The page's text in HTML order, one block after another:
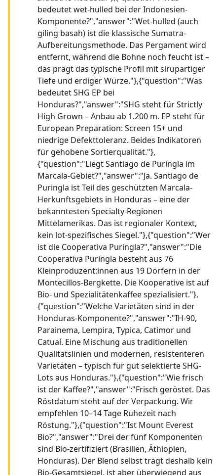
bedeutet wet-hulled bei der Indonesien-
Komponente?","answer":"Wet-hulled (auch
giling basah) ist die klassische Sumatra-
Aufbereitungsmethode. Das Pergament wird
entfernt, während die Bohne noch feucht ist –
das prägt das typische Profil mit sirupartiger
Tiefe und erdiger Würze."},{"question":"Was
bedeutet SHG EP bei
Honduras?","answer":"SHG steht für Strictly
High Grown – Anbau ab 1.200 m. EP steht für
European Preparation: Screen 15+ und
niedrige Defekttoleranz. Beides Indikatoren
für gehobene Sortierqualität."},
{"question":"Liegt Santiago de Puringla im
Marcala-Gebiet?","answer":"Ja. Santiago de
Puringla ist Teil des geschützten Marcala-
Herkunftsgebiets in Honduras – eine der
bekanntesten Specialty-Regionen
Mittelamerikas. Das ist regionaler Kontext,
kein lot-spezifisches Siegel."},{"question":"Wer
ist die Cooperativa Puringla?","answer":"Die
Cooperativa Puringla besteht aus 76
Kleinproduzent:innen aus 19 Dörfern in der
Montecillos-Bergkette. Die Kooperative ist auf
Bio- und Spezialitätenkaffee spezialisiert."},
{"question":"Welche Varietäten sind in der
Honduras-Komponente?","answer":"IH-90,
Parainema, Lempira, Typica, Catimor und
Catuaí. Eine Mischung aus traditionellen
Qualitätslinien und modernen, resistenteren
Varietäten – typisch für gut selektierte SHG-
Lots aus Honduras."},{"question":"Wie frisch
ist der Kaffee?","answer":"Frisch geröstet. Das
Röstdatum steht auf der Verpackung. Wir
empfehlen 10–14 Tage Ruhezeit nach
Röstung."},{"question":"Ist Mount Everest
Bio?","answer":"Drei der fünf Komponenten
sind Bio-zertifiziert (Brasilien, Äthiopien,
Honduras). Der Blend selbst trägt deshalb kein
Bio-Gesamtsiegel, ist aber überwiegend aus